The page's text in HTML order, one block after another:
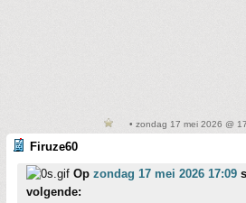
• zondag 17 mei 2026 @
Firuze60
Op zondag 17 mei 2026 17:09
volgende: